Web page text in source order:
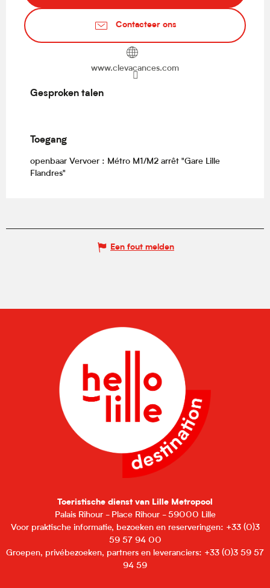
Contacteer ons
www.clevacances.com
Gesproken talen
Gesproken talen
Toegang
Toegang
openbaar Vervoer : Métro M1/M2 arrêt "Gare Lille
Flandres"
Een fout melden
Toeristische dienst van Lille Metropool
Palais Rihour - Place Rihour - 59000 Lille
Voor praktische informatie, bezoeken en reserveringen: +33 (0)3
59 57 94 00
Groepen, privébezoeken, partners en leveranciers: +33 (0)3 59 57
94 59